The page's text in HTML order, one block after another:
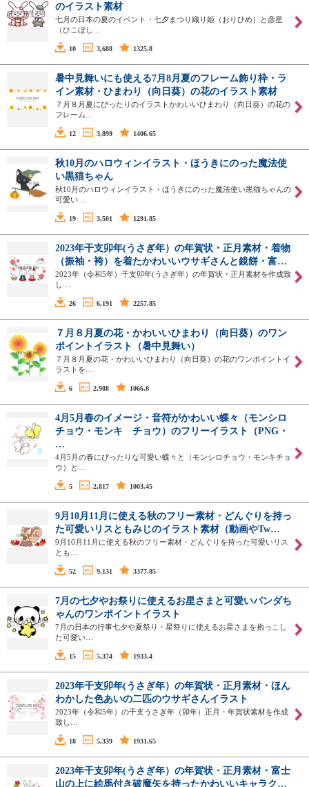
のイラスト素材
七月の日本の夏のイベント・七夕まつり織り姫（おりひめ）と彦星
（ひこぼし…
10 3,688 1325.8
暑中見舞いにも使える7月8月夏のフレーム飾り枠・ラ
イン素材・ひまわり（向日葵）の花のイラスト素材
７月８月夏にぴったりのイラストかわいいひまわり（向日葵）の花の
フレーム…
12 3,899 1406.65
秋10月のハロウィンイラスト・ほうきにのった魔法使
い黒猫ちゃん
秋10月のハロウィンイラスト・ほうきにのった魔法使い黒猫ちゃんの
可愛い…
19 3,501 1291.85
2023年干支卯年(うさぎ年）の年賀状・正月素材・着物
（振袖・袴）を着たかわいいウサギさんと鏡餅・富…
2023年（令和5年）干支卯年(うさぎ年）の年賀状・正月素材を作成致
し…
26 6,191 2257.85
７月８月夏の花・かわいいひまわり（向日葵）のワン
ポイントイラスト（暑中見舞い）
７月８月夏の花・かわいいひまわり（向日葵）の花のワンポイントイ
ラストを…
6 2,988 1066.8
4月5月春のイメージ・音符がかわいい蝶々（モンシロ
チョウ・モンキ チョウ）のフリーイラスト（PNG・
…
4月5月の春にぴったりな可愛い蝶々と（モンシロチョウ・モンキチョ
ウ）と…
5 2,817 1003.45
9月10月11月に使える秋のフリー素材・どんぐりを持っ
た可愛いリスともみじのイラスト素材（動画やTw…
9月10月11月に使える秋のフリー素材・どんぐりを持った可愛いリス
とも…
52 9,131 3377.85
7月の七夕やお祭りに使えるお星さまと可愛いパンダち
ゃんのワンポイントイラスト
7月の日本の行事七夕や夏祭り・星祭りに使えるお星さまを抱っこし
た可愛い…
15 5,374 1933.4
2023年干支卯年(うさぎ年）の年賀状・正月素材・ほん
わかした色あいの二匹のウサギさんイラスト
2023年（令和5年）の干支うさぎ年（卯年）正月・年賀状素材を作成
致し…
18 5,339 1931.65
2023年干支卯年(うさぎ年）の年賀状・正月素材・富士
山の上に絵馬付き破魔矢を持ったかわいいキャラク…